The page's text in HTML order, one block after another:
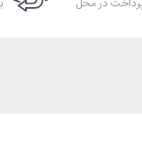
در محل